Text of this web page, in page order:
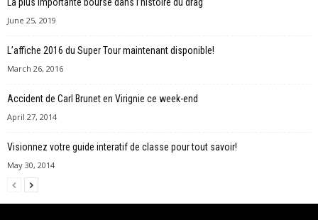
June 25, 2019
L’affiche 2016 du Super Tour maintenant disponible!
March 26, 2016
Accident de Carl Brunet en Virignie ce week-end
April 27, 2014
Visionnez votre guide interatif de classe pour tout savoir!
May 30, 2014